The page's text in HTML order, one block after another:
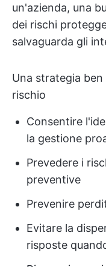
un'azienda, una
dei rischi
salvaguarda gli
Una strategia
rischio
Consentire
la gestione
Prevedere i
preventive
Prevenire
Evitare la
risposte